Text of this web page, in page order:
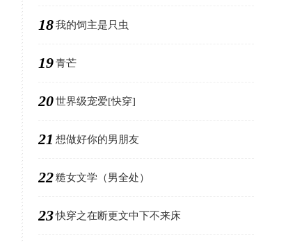
18我的饲主是只虫
19青芒
20世界级宠爱[快穿]
21 想做好你的男朋友
22糙女文学（男全处）
23快穿之在断更文中下不来床